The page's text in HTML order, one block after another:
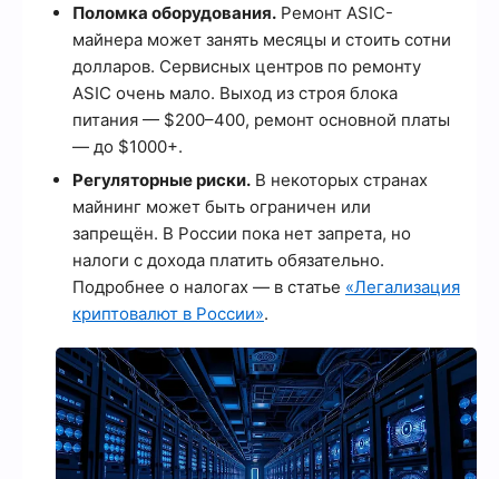
Поломка оборудования. Ремонт ASIC-
майнера может занять месяцы и стоить сотни
долларов. Сервисных центров по ремонту
ASIC очень мало. Выход из строя блока
питания — $200–400, ремонт основной платы
— до $1000+.
Регуляторные риски. В некоторых странах
майнинг может быть ограничен или
запрещён. В России пока нет запрета, но
налоги с дохода платить обязательно.
Подробнее о налогах — в статье «Легализация
криптовалют в России».